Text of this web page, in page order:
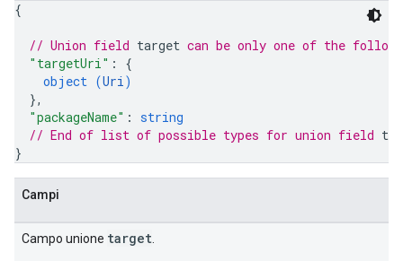
{
// Union field target can be only one of the
"targetUri" : {
object (Uri)
},
"packageName" : string
// End of list of possible types for union field
}
Campi
Campo unione target